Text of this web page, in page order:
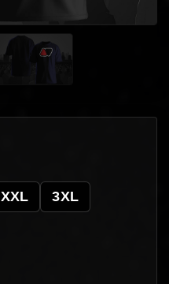
XXL 3XL